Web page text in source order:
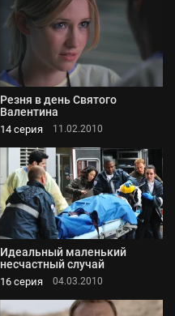
Резня в день Святого
Валентина
14 серия 11.02.2010
Идеальный маленький
несчастный случай
16 серия 04.03.2010